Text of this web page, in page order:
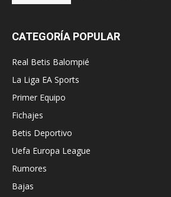
CATEGORÍA POPULAR
Real Betis Balompié
La Liga EA Sports
Primer Equipo
Fichajes
Betis Deportivo
Uefa Europa League
Rumores
Bajas